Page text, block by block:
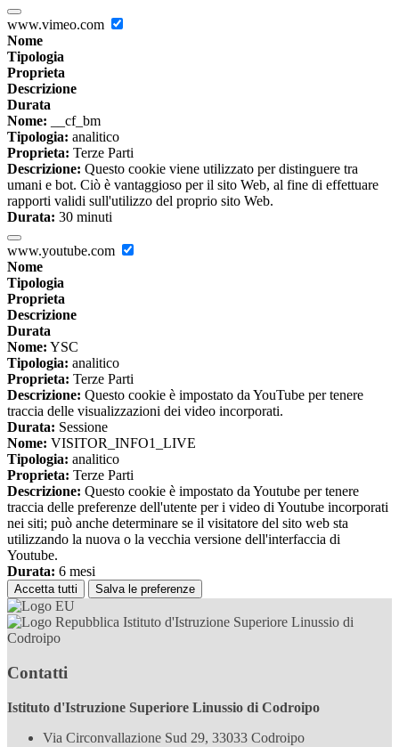
www.vimeo.com
Nome
Tipologia
Proprieta
Descrizione
Durata
Nome: __cf_bm
Tipologia: analitico
Proprieta: Terze Parti
Descrizione: Questo cookie viene utilizzato per distinguere tra
umani e bot. Ciò è vantaggioso per il sito Web, al fine di effettuare
rapporti validi sull'utilizzo del proprio sito Web.
Durata: 30 minuti
www.youtube.com
Nome
Tipologia
Proprieta
Descrizione
Durata
Nome: YSC
Tipologia: analitico
Proprieta: Terze Parti
Descrizione: Questo cookie è impostato da YouTube per tenere
traccia delle visualizzazioni dei video incorporati.
Durata: Sessione
Nome: VISITOR_INFO1_LIVE
Tipologia: analitico
Proprieta: Terze Parti
Descrizione: Questo cookie è impostato da Youtube per tenere
traccia delle preferenze dell'utente per i video di Youtube incorporati
nei siti; può anche determinare se il visitatore del sito web sta
utilizzando la nuova o la vecchia versione dell'interfaccia di
Youtube.
Durata: 6 mesi
Accetta tutti Salva le preferenze
Istituto d'Istruzione Superiore Linussio di
Codroipo
Contatti
Istituto d'Istruzione Superiore Linussio di Codroipo
Via Circonvallazione Sud 29, 33033 Codroipo